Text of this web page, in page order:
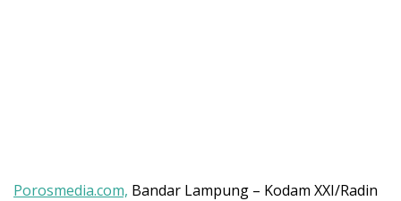
Porosmedia.com, Bandar Lampung – Kodam XXI/Radin